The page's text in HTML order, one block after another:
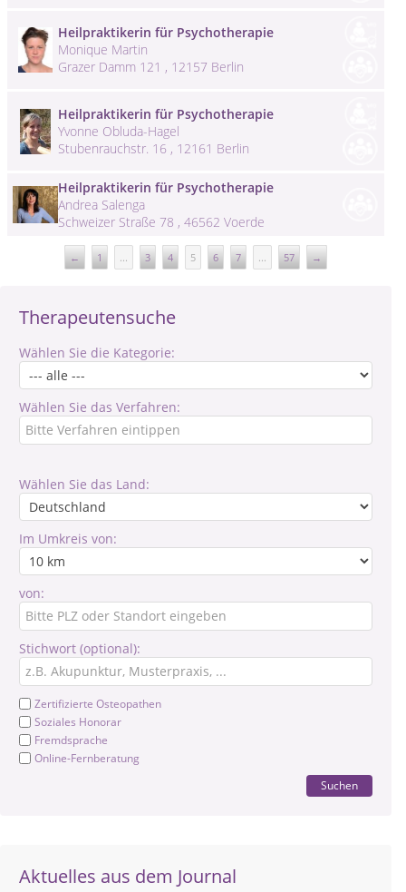
Therapeutensuche
Wählen Sie die Kategorie:
Wählen Sie das Verfahren:
Wählen Sie das Land:
Im Umkreis von:
von:
Stichwort (optional):
Zertifizierte Osteopathen
Soziales Honorar
Fremdsprache
Online-Fernberatung
Suchen
Aktuelles aus dem Journal
Heilpraktikerin für Psychotherapie
Monique Martin
Grazer Damm 121 , 12157 Berlin
Heilpraktikerin für Psychotherapie
Yvonne Obluda-Hagel
Stubenrauchstr. 16 , 12161 Berlin
Heilpraktikerin für Psychotherapie
Andrea Salenga
Schweizer Straße 78 , 46562 Voerde
← 1 ... 3 4 5 6 7 ... 57 →